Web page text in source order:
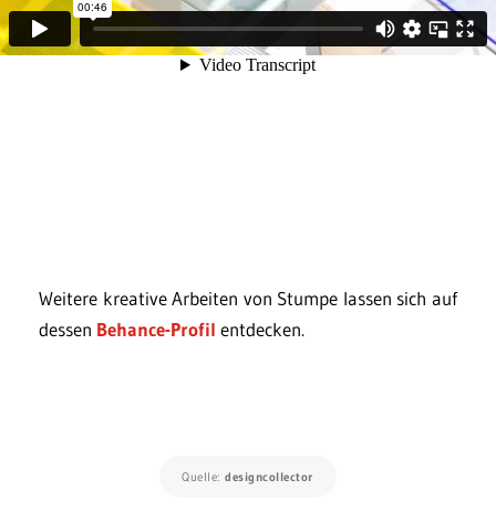
Weitere kreative Arbeiten von Stumpe lassen sich auf
dessen Behance-Profil entdecken.
Quelle: designcollector